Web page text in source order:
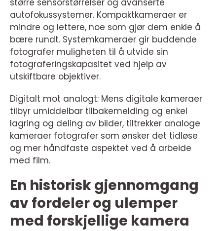
større sensorstørrelser og avanserte
autofokussystemer. Kompaktkameraer er
mindre og lettere, noe som gjør dem enkle å
bære rundt. Systemkameraer gir buddende
fotografer muligheten til å utvide sin
fotograferingskapasitet ved hjelp av
utskiftbare objektiver.
Digitalt mot analogt: Mens digitale kameraer
tilbyr umiddelbar tilbakemelding og enkel
lagring og deling av bilder, tiltrekker analoge
kameraer fotografer som ønsker det tidløse
og mer håndfaste aspektet ved å arbeide
med film.
En historisk gjennomgang
av fordeler og ulemper
med forskjellige kamera